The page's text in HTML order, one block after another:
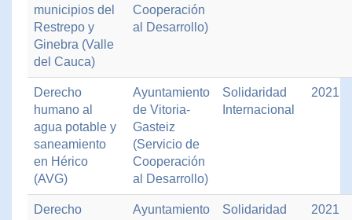
municipios del
Restrepo y
Ginebra (Valle
del Cauca)
Cooperación
al Desarrollo)
Derecho
humano al
agua potable y
saneamiento
en Hérico
(AVG)
Ayuntamiento
de Vitoria-
Gasteiz
(Servicio de
Cooperación
al Desarrollo)
Solidaridad
Internacional
2021
Derecho
Ayuntamiento
Solidaridad
2021